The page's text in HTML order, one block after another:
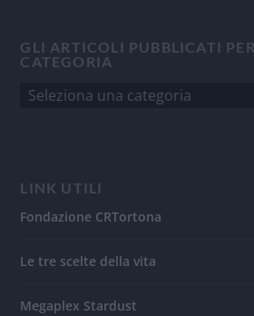
GLI ARTICOLI PUBBLICATI
CATEGORIA
LINK UTILI
Fondazione CRTortona
Le tre scelte della vita
Megaplex Stardust